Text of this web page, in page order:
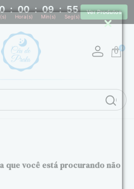
: 00 : 09 : 55
Hora(s) Min(s) Seg(s)
Ver Produtos
0
que você está procurando não